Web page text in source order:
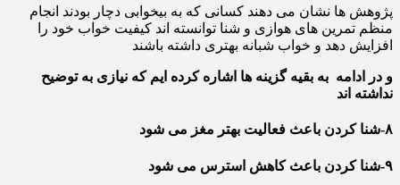
پژوهش ها نشان می دهند کسانی که به بیخوابی دچار بودند انجام
منظم تمرین های هوازی و شنا توانسته اند کیفیت خواب خود را
افزایش دهد و خواب شبانه بهتری داشته باشند
و در ادامه به بقیه گزینه ها اشاره کرده ایم که نیازی به توضیح
نداشته اند
۸-شنا کردن باعث فعالیت بهتر مغز می شود
۹-شنا کردن باعث کاهش استرس می شود